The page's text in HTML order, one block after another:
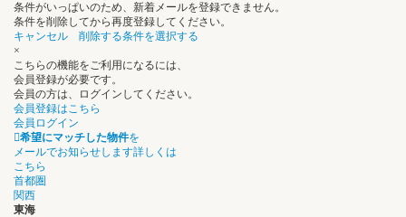
条件がいっぱいのため、新着メールを登録できません。
条件を削除してから再度登録してください。
キャンセル
削除する条件を選択する
×
こちらの機能をご利用になるには、
会員登録が必要です。
会員の方は、ログインしてください。
会員登録はこちら
会員ログイン
希望にマッチした物件を
メールでお知らせします詳しくは
こちら
首都圏
関西
東海